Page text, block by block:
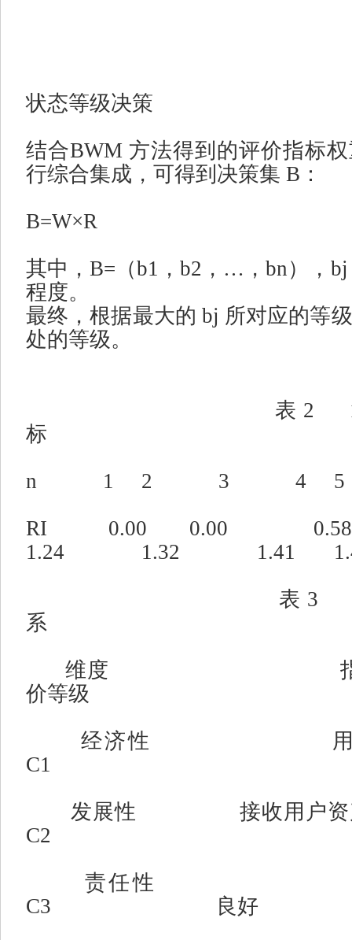
状态等级决策
结合BWM 方法得到的评价指标
行综合集成，可得到决策集 B ：
B=W×R
其中，B= （b1 ，b2 ， … ，bn），
程度。
最终，根据最大的 bj 所对应的等级
处的等级。
表 2
标
n
1 2 3 4
5
RI
0.00 0.00
0.58
1.24
1.32 1.41
表 3
系
维度
价等级
经济性
C1
发展性
接收用户
C2
责任性
C3
良好